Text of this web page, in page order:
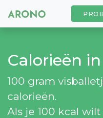
Calorieën
100 gram
calorieën.
Als je 100 kcal